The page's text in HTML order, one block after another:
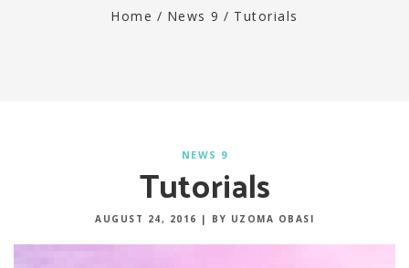
Home / News 9 / Tutorials
NEWS 9
Tutorials
AUGUST 24, 2016 | BY UZOMA OBASI